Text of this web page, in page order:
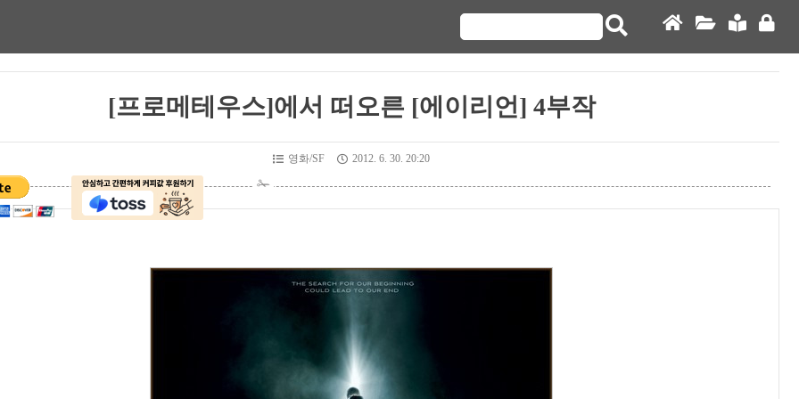
[프로메테우스]에서 떠오른 [에이리언] 4부작
영화/SF 2012. 6. 30. 20:20